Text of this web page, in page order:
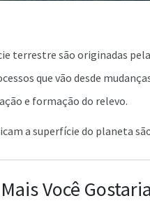
terrestre são originadas pela
que vão desde
e formação do relevo.
a superfície do planeta
Você